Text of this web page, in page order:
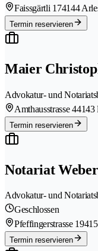
Faissgärtli 174144
Termin reservieren
Maier
Advokatur- und
Amthausstrasse 44143
Termin reservieren
Notariat Weber
Advokatur- und
Geschlossen
Pfeffingerstrasse 19
Termin reservieren